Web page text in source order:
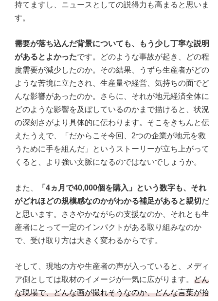
持てますし、ニュースとしての説得力も高まると思いま
す。
需要が落ち込んだ背景についても、もう少し丁寧な説明
があるとよかったです。どのような事故が起き、どの程
度需要が減少したのか。その結果、うずら生産者がどの
ような苦境に立たされ、生産量や経営、気持ちの面でど
んな影響があったのか。さらに、それが地元経済全体に
どのような影響を及ぼしているのかまで描けると、状況
の深刻さがより具体的に伝わります。そこをきちんと伝
えたうえで、「だからこそ今回、2つの企業が地元を救
うために手を組んだ」というストーリーが立ち上がって
くると、より強い文脈になるのではないでしょうか。
また、
「4ヵ月で40,000個を購入」という数字も、それ
がどれほどの規模感なのかがわかる補足があると親切 だ
と思います。ささやかながらの支援なのか、それとも生
産者にとって一定のインパクトがある取り組みなのか
で、受け取り方は大きく変わるからです。
そして、現地の方や生産者の声が入っていると、メディ
ア側としては取材のイメージが一気に広がります。 どん
な現場で、どんな画が撮れそうなのか、どんな言葉が拾